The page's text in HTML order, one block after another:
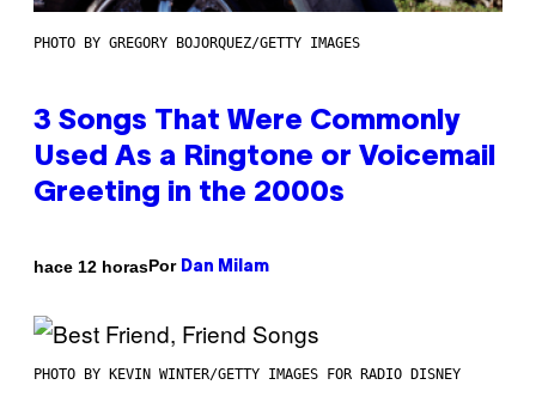
PHOTO BY GREGORY BOJORQUEZ/GETTY IMAGES
3 Songs That Were Commonly
Used As a Ringtone or Voicemail
Greeting in the 2000s
hace 12 horasPor Dan Milam
PHOTO BY KEVIN WINTER/GETTY IMAGES FOR RADIO DISNEY